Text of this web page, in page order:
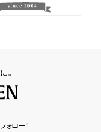
ォロー！